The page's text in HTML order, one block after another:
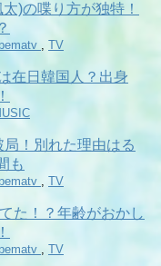
)の喋り方が独特！
, TV
在日韓国人？出身
！別れた理由はる
も
, TV
た！？年齢がおかし
, TV